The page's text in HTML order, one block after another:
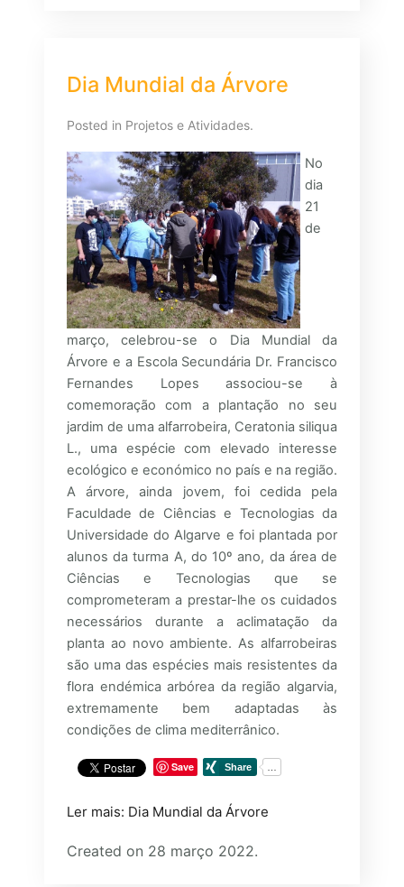
Dia Mundial da Árvore
Posted in Projetos e Atividades.
No
dia
21
de
março, celebrou-se o Dia Mundial da
Árvore e a Escola Secundária Dr. Francisco
Fernandes Lopes associou-se à
comemoração com a plantação no seu
jardim de uma alfarrobeira, Ceratonia siliqua
L., uma espécie com elevado interesse
ecológico e económico no país e na região.
A árvore, ainda jovem, foi cedida pela
Faculdade de Ciências e Tecnologias da
Universidade do Algarve e foi plantada por
alunos da turma A, do 10º ano, da área de
Ciências e Tecnologias que se
comprometeram a prestar-lhe os cuidados
necessários durante a aclimatação da
planta ao novo ambiente. As alfarrobeiras
são uma das espécies mais resistentes da
flora endémica arbórea da região algarvia,
extremamente bem adaptadas às
condições de clima mediterrânico.
Save
Ler mais: Dia Mundial da Árvore
Created on 28 março 2022.